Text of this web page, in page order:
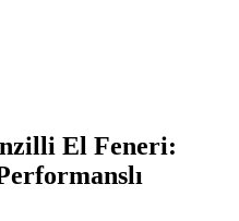
El Feneri: